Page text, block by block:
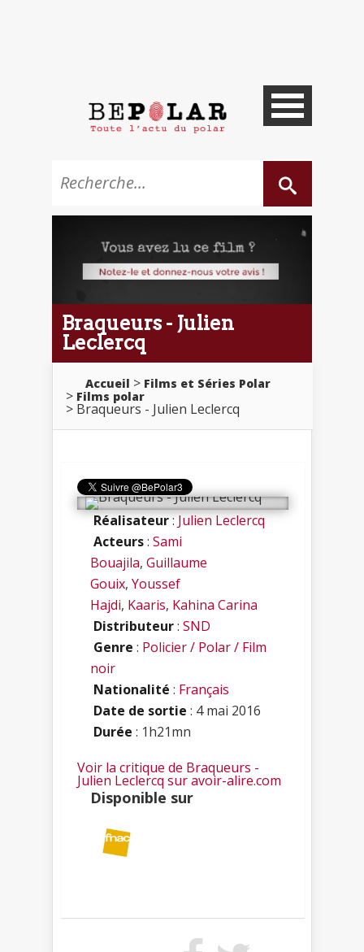
Braqueurs - Julien
Leclercq
Accueil
Films et Séries Polar
Films polar
Braqueurs - Julien Leclercq
Réalisateur: Julien Leclercq
Acteurs: Sami
Bouajila, Guillaume
Gouix, Youssef
Hajdi, Kaaris, Kahina Carina
Distributeur: SND
Genre : Policier / Polar / Film
noir
Nationalité : Français
Date de sortie : 4 mai 2016
Durée : 1h21mn
Voir la critique de Braqueurs -
Julien Leclercq sur avoir-alire.com
Disponible sur